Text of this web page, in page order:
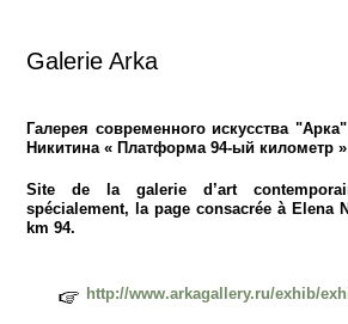
Galerie Arka
Галерея современного искусства
Никитина « Платформа 94-ый километр
Site de la galerie d’art
spécialement, la page consacrée à Elena
km 94.
http://www.arkagallery.ru/exhib/